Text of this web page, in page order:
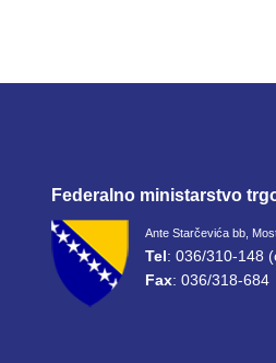
Federalno ministarstvo
Ante Starčevića bb,
Tel: 036/310-148
Fax: 036/318-684